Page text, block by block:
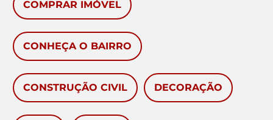
COMPRAR IMÓVEL
CONHEÇA O BAIRRO
CONSTRUÇÃO CIVIL DECORAÇÃO